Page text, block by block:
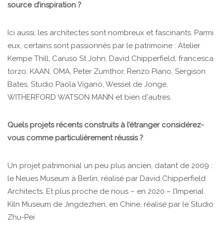
source d’inspiration ?
Ici aussi, les architectes sont nombreux et fascinants. Parmi
eux, certains sont passionnés par le patrimoine : Atelier
Kempe Thill, Caruso St John, David Chipperfield, francesca
torzo, KAAN, OMA, Peter Zumthor, Renzo Piano, Sergison
Bates, Studio Paola Viganò, Wessel de Jonge,
WITHERFORD WATSON MANN et bien d'autres.
Quels projets récents construits à l’étranger considérez-
vous comme particulièrement réussis ?
Un projet patrimonial un peu plus ancien, datant de 2009 :
le Neues Museum à Berlin, réalisé par David Chipperfield
Architects. Et plus proche de nous – en 2020 – l’Imperial
Kiln Museum de Jingdezhen, en Chine, réalisé par le Studio
Zhu-Pei